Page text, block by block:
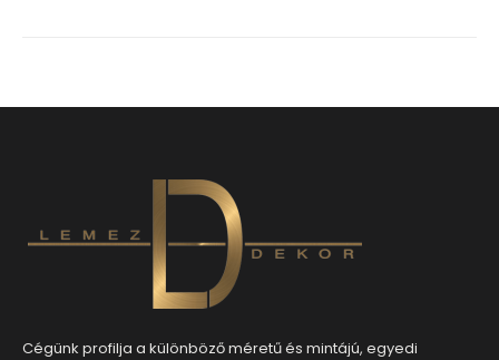
Cégünk profilja a különböző méretű és mintájú, egyedi